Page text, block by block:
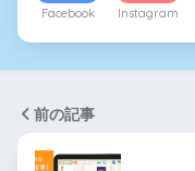
Facebook Instagram
前の記事